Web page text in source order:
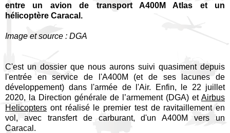
entre un avion de transport A400M Atlas et un
hélicoptère Caracal.
Image et source : DGA
C'est un dossier que nous aurons suivi quasiment depuis
l'entrée en service de l'A400M (et de ses lacunes de
développement) dans l'armée de l'Air. Enfin, le 22 juillet
2020, la Direction générale de l’armement (DGA) et Airbus
Helicopters ont réalisé le premier test de ravitaillement en
vol, avec transfert de carburant, d'un A400M vers un
Caracal.